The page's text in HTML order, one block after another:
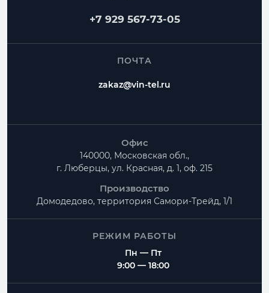
+7 929 567-73-05
ПОЧТА
zakaz@vin-tel.ru
Офис
140000, Московская обл.,
г. Люберцы, ул. Красная, д. 1, оф. 215
Производство
Домодедово, территория Самори-Трейд, 1/1
РЕЖИМ РАБОТЫ
Пн — Пт
9:00 — 18:00